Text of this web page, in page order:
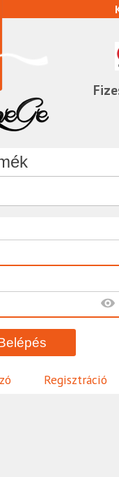
Regisztráció